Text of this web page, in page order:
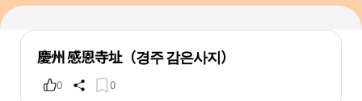
慶州 感恩寺址（경주 감은사지）
0 0